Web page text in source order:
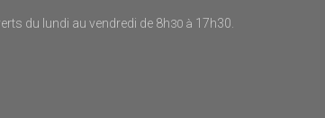
du lundi au vendredi de 8h30 à 17h30.